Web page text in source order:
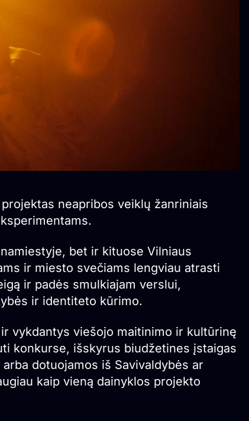
neapribos veiklų žanriniais
bet ir kituose Vilniaus
ir miesto svečiams lengviau atrasti
ir padės smulkiajam verslui,
ir identiteto kūrimo.
vykdantys viešojo maitinimo ir kultūrinę
konkurse, išskyrus biudžetines įstaigas
dotuojamos iš Savivaldybės ar
kaip vieną dainyklos projekto